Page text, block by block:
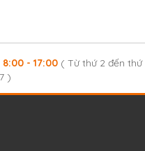
8:00 - 17:00 ( Từ thứ 2 đến thứ
)